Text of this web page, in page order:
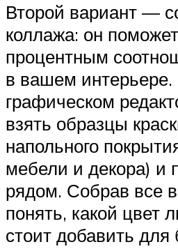
Второй вариант —
коллажа: он
процентным
в вашем
графическом
взять образцы
напольного
мебели и декора) и
рядом. Собрав все
понять, какой цвет
стоит добавить для